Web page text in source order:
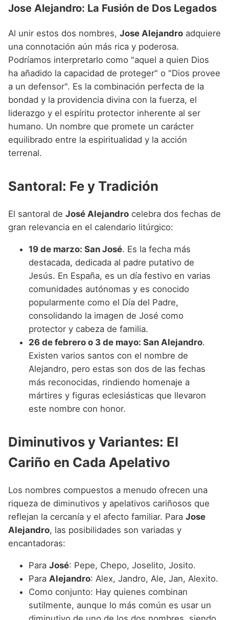
Jose Alejandro: La Fusión de Dos Legados
Al unir estos dos nombres, Jose Alejandro adquiere
una connotación aún más rica y poderosa.
Podríamos interpretarlo como "aquel a quien Dios
ha añadido la capacidad de proteger" o "Dios provee
a un defensor". Es la combinación perfecta de la
bondad y la providencia divina con la fuerza, el
liderazgo y el espíritu protector inherente al ser
humano. Un nombre que promete un carácter
equilibrado entre la espiritualidad y la acción
terrenal.
Santoral: Fe y Tradición
El santoral de José Alejandro celebra dos fechas de
gran relevancia en el calendario litúrgico:
19 de marzo: San José. Es la fecha más
destacada, dedicada al padre putativo de
Jesús. En España, es un día festivo en varias
comunidades autónomas y es conocido
popularmente como el Día del Padre,
consolidando la imagen de José como
protector y cabeza de familia.
26 de febrero o 3 de mayo: San Alejandro.
Existen varios santos con el nombre de
Alejandro, pero estas son dos de las fechas
más reconocidas, rindiendo homenaje a
mártires y figuras eclesiásticas que llevaron
este nombre con honor.
Diminutivos y Variantes: El
Cariño en Cada Apelativo
Los nombres compuestos a menudo ofrecen una
riqueza de diminutivos y apelativos cariñosos que
reflejan la cercanía y el afecto familiar. Para Jose
Alejandro, las posibilidades son variadas y
encantadoras:
Para José: Pepe, Chepo, Joselito, Josito.
Para Alejandro: Alex, Jandro, Ale, Jan, Alexito.
Como conjunto: Hay quienes combinan
sutilmente, aunque lo más común es usar un